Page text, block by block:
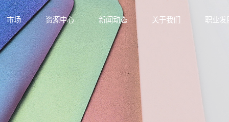
能材料 功能薄膜
市场
航空与轨道交通 新型电力
资源中心
产品手册 应用方案
新闻动态 关于我们
化 技术与创新
职业发